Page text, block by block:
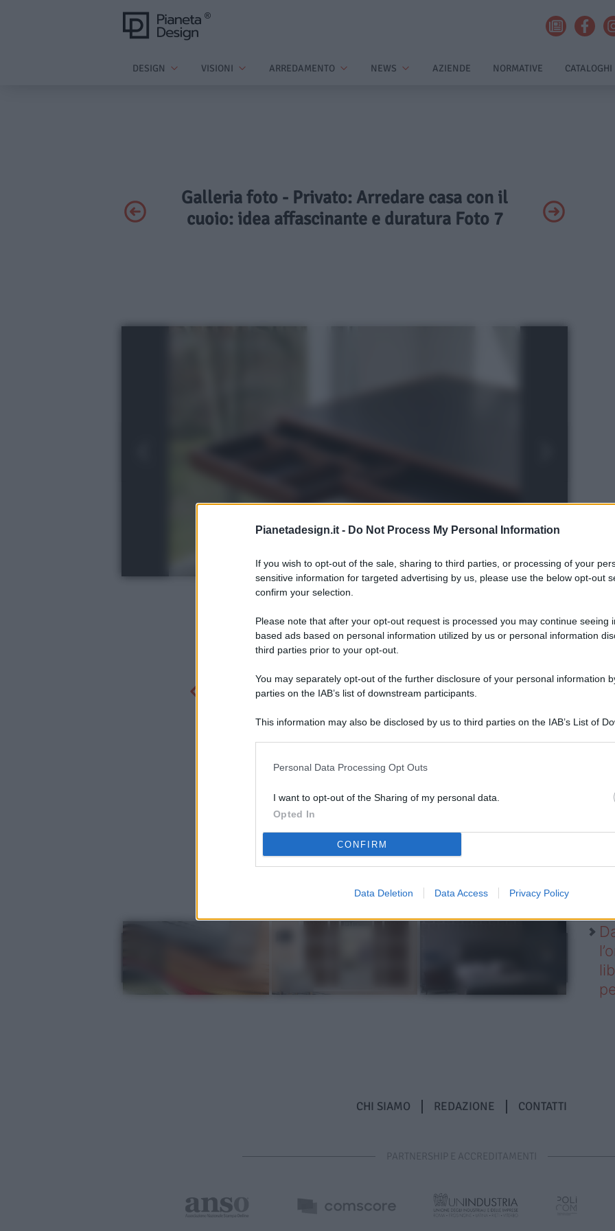
Pianetadesign.it - Do Not Process My Personal Information
If you wish to opt-out of the sale, sharing to third parties, or processing of your
sensitive information for targeted advertising by us, please use the below opt-out
confirm your selection.
Please note that after your opt-out request is processed you may continue seeing
based ads based on personal information utilized by us or personal information
third parties prior to your opt-out.
You may separately opt-out of the further disclosure of your personal information
parties on the IAB’s list of downstream participants.
This information may also be disclosed by us to third parties on the IAB’s List of
Personal Data Processing Opt Outs
I want to opt-out of the Sharing of my personal data.
Opted In
CONFIRM
Data Deletion Data Access Privacy Policy
DESIGN VISIONI ARREDAMENTO NEWS AZIENDE NORMATIVE CATALOGHI
Galleria foto - Privato: Arredare casa con il
cuoio: idea affascinante e duratura Foto 7
CHI SIAMO REDAZIONE CONTATTI
PARTNERSHIP E ACCREDITAMENTI